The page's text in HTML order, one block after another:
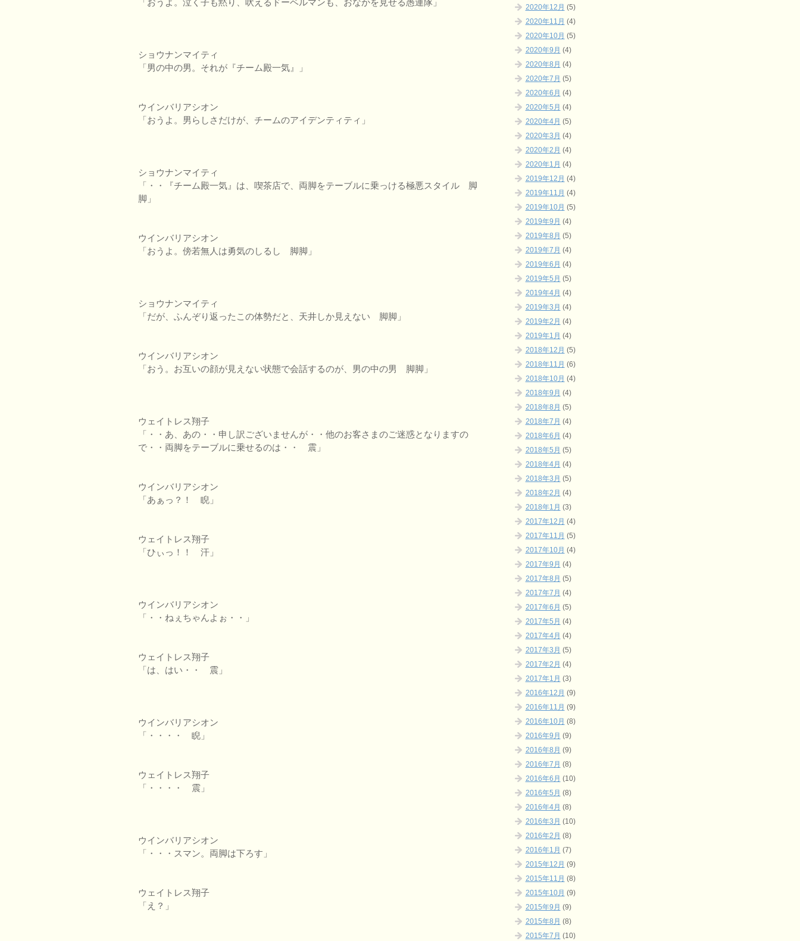
ショウナンマイティ
「男の中の男。それが『チーム殿一気』」
ウインバリアシオン
「おうよ。男らしさだけが、チームのアイデンティティ」
ショウナンマイティ
「・・『チーム殿一気』は、喫茶店で、両脚をテーブルに乗っける極悪スタイル 脚
脚」
ウインバリアシオン
「おうよ。傍若無人は勇気のしるし 脚脚」
ショウナンマイティ
「だが、ふんぞり返ったこの体勢だと、天井しか見えない 脚脚」
ウインバリアシオン
「おう。お互いの顔が見えない状態で会話するのが、男の中の男 脚脚」
ウェイトレス翔子
「・・あ、あの・・申し訳ございませんが・・他のお客さまのご迷惑となりますの
で・・両脚をテーブルに乗せるのは・・ 震」
ウインバリアシオン
「あぁっ？！ 睨」
ウェイトレス翔子
「ひぃっ！！ 汗」
ウインバリアシオン
「・・ねぇちゃんよぉ・・」
ウェイトレス翔子
「は、はい・・ 震」
ウインバリアシオン
「・・・・ 睨」
ウェイトレス翔子
「・・・・ 震」
ウインバリアシオン
「・・・スマン。両脚は下ろす」
ウェイトレス翔子
「え？」
2020年12月 (5)
2020年11月 (4)
2020年10月 (5)
2020年9月 (4)
2020年8月 (4)
2020年7月 (5)
2020年6月 (4)
2020年5月 (4)
2020年4月 (5)
2020年3月 (4)
2020年2月 (4)
2020年1月 (4)
2019年12月 (4)
2019年11月 (4)
2019年10月 (5)
2019年9月 (4)
2019年8月 (5)
2019年7月 (4)
2019年6月 (4)
2019年5月 (5)
2019年4月 (4)
2019年3月 (4)
2019年2月 (4)
2019年1月 (4)
2018年12月 (5)
2018年11月 (6)
2018年10月 (4)
2018年9月 (4)
2018年8月 (5)
2018年7月 (4)
2018年6月 (4)
2018年5月 (5)
2018年4月 (4)
2018年3月 (5)
2018年2月 (4)
2018年1月 (3)
2017年12月 (4)
2017年11月 (5)
2017年10月 (4)
2017年9月 (4)
2017年8月 (5)
2017年7月 (4)
2017年6月 (5)
2017年5月 (4)
2017年4月 (4)
2017年3月 (5)
2017年2月 (4)
2017年1月 (3)
2016年12月 (9)
2016年11月 (9)
2016年10月 (8)
2016年9月 (9)
2016年8月 (9)
2016年7月 (8)
2016年6月 (10)
2016年5月 (8)
2016年4月 (8)
2016年3月 (10)
2016年2月 (8)
2016年1月 (7)
2015年12月 (9)
2015年11月 (8)
2015年10月 (9)
2015年9月 (9)
2015年8月 (8)
2015年7月 (10)